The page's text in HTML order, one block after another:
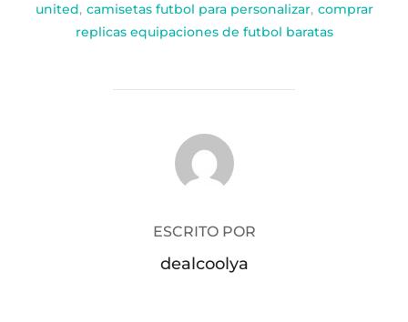
united, camisetas futbol para personalizar, comprar
replicas equipaciones de futbol baratas
AUTOR DE LA PUBLICACIÓN
ESCRITO POR
dealcoolya